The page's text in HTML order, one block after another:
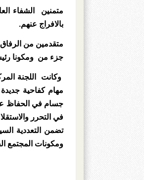
متمنين الشفاء
بالافراج عنهم.
متقدمين من الرفاق
جزء من ومكونا
وكانت اللجنة
مهام كفاحية
جسام في الحفاظ
في التحرر
تضمن التعددية
ومكونات المجتمع